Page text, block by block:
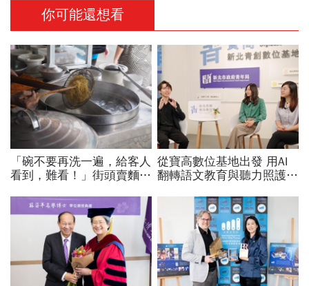
你可能還想看
「碗不要再洗一遍，給客人
看到，難看！」街頭賣麵
教會我什麼叫「職業道德」
從寶高數位基地出發 用AI
翻轉語文教育與聽力照護，